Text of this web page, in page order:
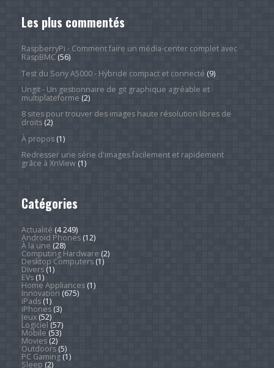
Les plus commentés
RaspberryPi - Comment faire un média-center complet avec
RaspBMC(56)
Test du Sony A5000 - Hybride compact et connecté (9)
Ungit - Un gestionnaire de git graphique agréable et
multiplateforme (2)
8 sites pour trouver des images haute résolution libres de
droits(2)
À propos(1)
Redresser une série d'images facilement et rapidement
grâce à XnView(1)
Catégories
Actualité (4 249)
Android Phones(12)
À la une (28)
Computing Hardware (2)
Desktop Computers(1)
Divers(1)
EVs(1)
Home Appliances(1)
Innovation (675)
iPads(1)
iPhones(3)
Jeux(52)
Logiciel (57)
Mobile (53)
Movies(2)
Outdoors(5)
PC Gaming(1)
Sleep (2)